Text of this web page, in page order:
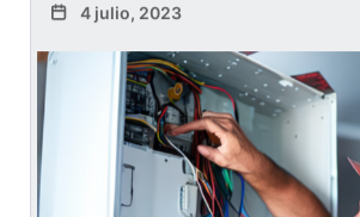
4 julio, 2023